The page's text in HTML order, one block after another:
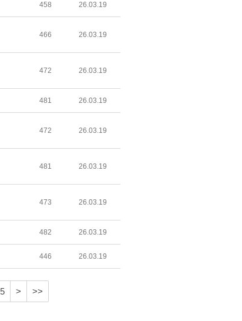
458 26.03.19
466 26.03.19
472 26.03.19
481 26.03.19
472 26.03.19
481 26.03.19
473 26.03.19
482 26.03.19
446 26.03.19
> >>